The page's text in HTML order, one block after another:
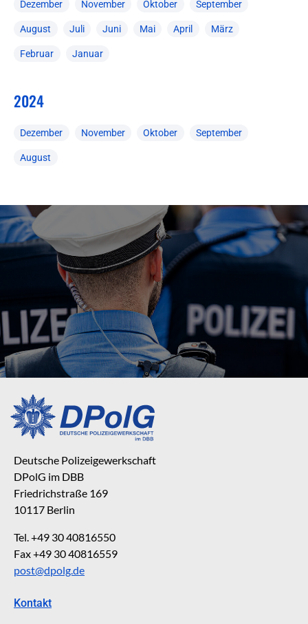
Dezember November Oktober September
August Juli Juni Mai April März
Februar Januar
2024
Dezember November Oktober September
August
Deutsche Polizeigewerkschaft
DPolG im DBB
Friedrichstraße 169
10117 Berlin
Tel. +49 30 40816550
Fax +49 30 40816559
post@dpolg.de
Kontakt